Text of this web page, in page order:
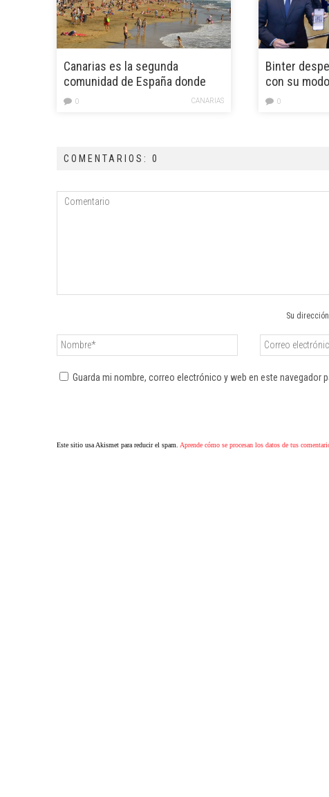
Canarias es la segunda
comunidad de España donde
más gastan los turistas
CANARIAS
0
Binter
con su
0
COMENTARIOS: 0
Su
Guarda mi nombre, correo electrónico y web en este navegador
Este sitio usa Akismet para reducir el spam. Aprende cómo se procesan los datos de tus